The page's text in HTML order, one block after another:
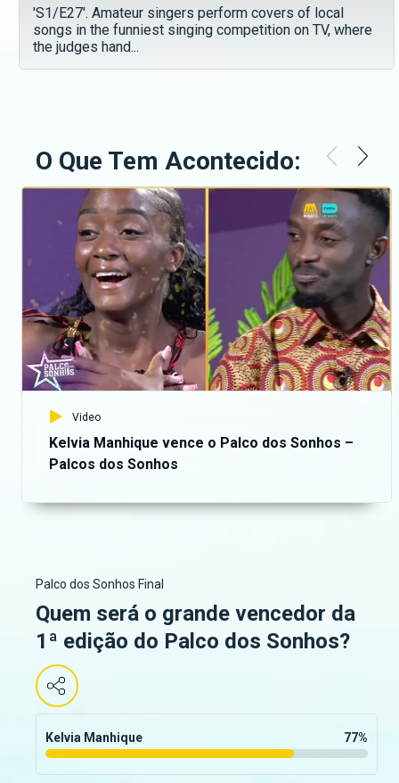
'S1/E27'. Amateur singers perform covers of local
songs in the funniest singing competition on TV, where
the judges hand...
O Que Tem Acontecido:
Video
Kelvia Manhique vence o Palco dos Sonhos –
Palcos dos Sonhos
Palco dos Sonhos Final
Quem será o grande vencedor da
1ª edição do Palco dos Sonhos?
Kelvia Manhique 77%